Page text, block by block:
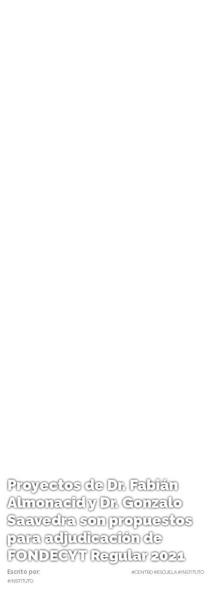
Proyectos de Dr. Fabián
Almonacid y Dr. Gonzalo
Saavedra son propuestos
para adjudicación de
FONDECYT Regular 2021
Escrito por:
#CENTRO #ESCUELA #INSTITUTO
#INSTITUTO